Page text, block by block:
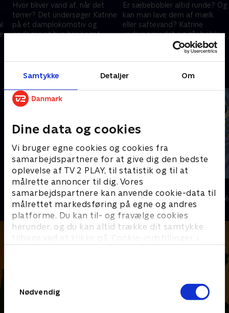
Samtykke Detaljer Om
Dine data og cookies
Vi bruger egne cookies og cookies fra
samarbejdspartnere for at give dig den bedste
oplevelse af TV 2 PLAY, til statistik og til at
målrette annoncer til dig. Vores
samarbejdspartnere kan anvende cookie-data til
målrettet markedsføring på egne og andres
platforme. Du kan til- og fravælge cookies
herunder, og du kan altid trække dit samtykke
tilbage ved at klikke på ’Cookie-indstillinger’ i
Nødvendig
Hvor bliver vand af, når det
tørrer? Det undersøger Katrine
på et damplokomotiv og
opdager, at hun har noget
Er sæbebobler altid runde? Og
kan man lave dem af mælk
eller saftevand? Katrine
undersøger det og går boble-
amok på Eksperimentarium.
21. september 2024 • 13 min
Andre så også
Katrine undersøger - musik
Børne-underholdning • 1 sæsoner
AD?!
Børne-